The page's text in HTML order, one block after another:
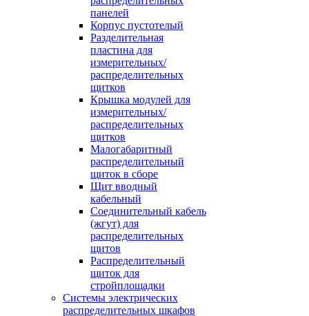
панелей
Корпус пустотелый
Разделительная
пластина для
измерительных/
распределительных
щитков
Крышка модулей для
измерительных/
распределительных
щитков
Малогабаритный
распределительный
щиток в сборе
Щит вводный
кабельный
Соединительный кабель
(жгут) для
распределительных
щитов
Распределительный
щиток для
стройплощадки
Системы электрических
распределительных шкафов